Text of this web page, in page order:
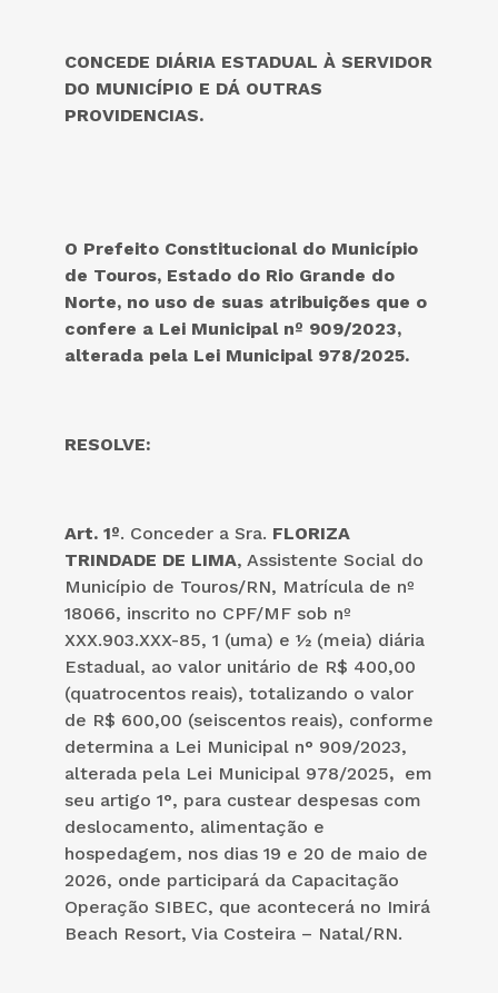
CONCEDE DIÁRIA ESTADUAL À SERVIDOR
DO MUNICÍPIO E DÁ OUTRAS
PROVIDENCIAS.
O Prefeito Constitucional do Município
de Touros, Estado do Rio Grande do
Norte, no uso de suas atribuições que o
confere a Lei Municipal nº 909/2023,
alterada pela Lei Municipal 978/2025.
RESOLVE:
Art. 1º. Conceder a Sra. FLORIZA
TRINDADE DE LIMA, Assistente Social do
Município de Touros/RN, Matrícula de nº
18066, inscrito no CPF/MF sob nº
XXX.903.XXX-85, 1 (uma) e ½ (meia) diária
Estadual, ao valor unitário de R$ 400,00
(quatrocentos reais), totalizando o valor
de R$ 600,00 (seiscentos reais), conforme
determina a Lei Municipal n° 909/2023,
alterada pela Lei Municipal 978/2025, em
seu artigo 1°, para custear despesas com
deslocamento, alimentação e
hospedagem, nos dias 19 e 20 de maio de
2026, onde participará da Capacitação
Operação SIBEC, que acontecerá no Imirá
Beach Resort, Via Costeira – Natal/RN.